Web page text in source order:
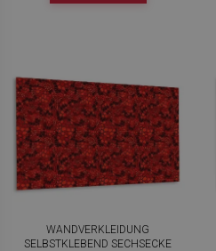
WANDVERKLEIDUNG
SELBSTKLEBEND SECHSECKE